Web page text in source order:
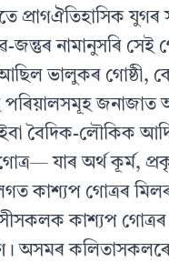
প্ৰাগঐতিহাসিক যুগৰ
নামানুসৰি সেই
ভালুকৰ গোষ্ঠী,
পৰিয়ালসমূহ জনাজাত
বৈদিক-লৌকিক
যাৰ অৰ্থ কূৰ্ম,
কাশ্যপ গোত্ৰৰ
কাশ্যপ গোত্ৰৰ
অসমৰ